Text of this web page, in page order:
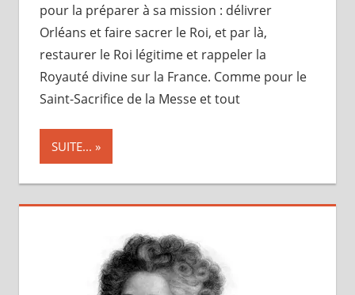
pour la préparer à sa mission : délivrer
Orléans et faire sacrer le Roi, et par là,
restaurer le Roi légitime et rappeler la
Royauté divine sur la France. Comme pour le
Saint-Sacrifice de la Messe et tout
SUITE...